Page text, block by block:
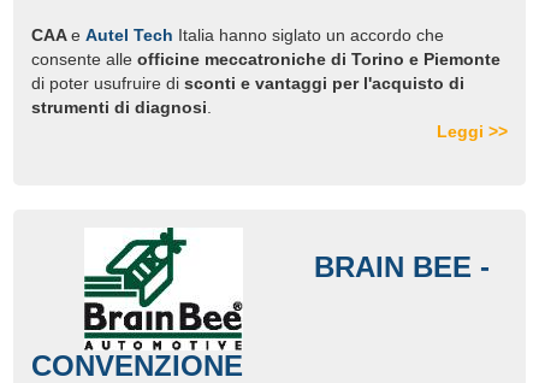
CAAeAutel Tech Italia hanno siglato un accordo che
consente alleofficine meccatroniche di Torino e Piemonte
di poter usufruire disconti e vantaggi per l'acquisto di
strumenti di diagnosi
Leggi >>
BRAIN BEE -
CONVENZIONE